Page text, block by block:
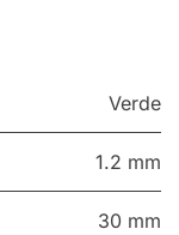
Verde
1.2 mm
30 mm